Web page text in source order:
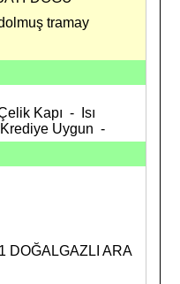
tramay
Kapı - Isı
Uygun -
DOĞALGAZLI ARA